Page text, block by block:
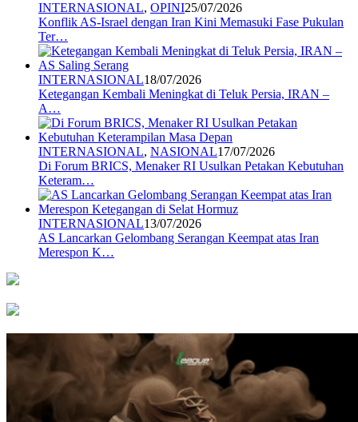
INTERNASIONAL, OPINI25/07/2026
Konflik AS-Israel dengan Iran Kini Memasuki Fase Pukulan
Ter…
INTERNASIONAL18/07/2026
Ketegangan Kembali Meningkat di Teluk Persia, IRAN –
A…
INTERNASIONAL, NASIONAL17/07/2026
Di Forum BRICS, Menaker RI Usulkan Petakan Kebutuhan
Keteram…
INTERNASIONAL13/07/2026
AS Lancarkan Gelombang Serangan Keempat atas Iran
Merespon K…